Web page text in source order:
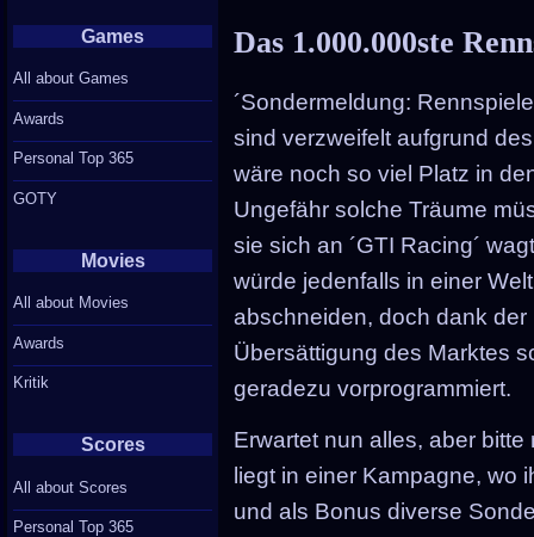
Das 1.000.000ste
´Sondermeldung:
sind verzweifelt aufgrund
wäre noch so viel Platz in
Ungefähr solche Träume
sie sich an ´GTI Racing´
würde jedenfalls in einer
abschneiden, doch dank
Übersättigung des Marktes
geradezu vorprogrammiert.
Erwartet nun alles, aber
liegt in einer Kampagne, wo
und als Bonus diverse
Games
All about Games
Awards
Personal Top 365
GOTY
Movies
All about Movies
Awards
Kritik
Scores
All about Scores
Personal Top 365